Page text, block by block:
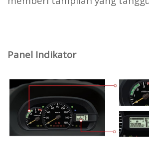
Panel Indikator